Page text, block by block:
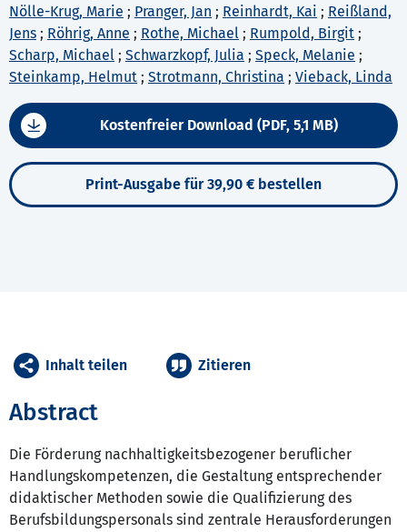
Nölle-Krug, Marie ; Pranger, Jan ; Reinhardt, Kai ; Reißland,
Jens ; Röhrig, Anne ; Rothe, Michael ; Rumpold, Birgit ;
Scharp, Michael ; Schwarzkopf, Julia ; Speck, Melanie ;
Steinkamp, Helmut ; Strotmann, Christina ; Vieback, Linda
Kostenfreier Download (PDF, 5,1 MB)
Print-Ausgabe für 39,90 € bestellen
Abstract
Die Förderung nachhaltigkeitsbezogener beruflicher
Handlungskompetenzen, die Gestaltung entsprechender
didaktischer Methoden sowie die Qualifizierung des
Berufsbildungspersonals sind zentrale Herausforderungen
Inhalt teilen Zitieren